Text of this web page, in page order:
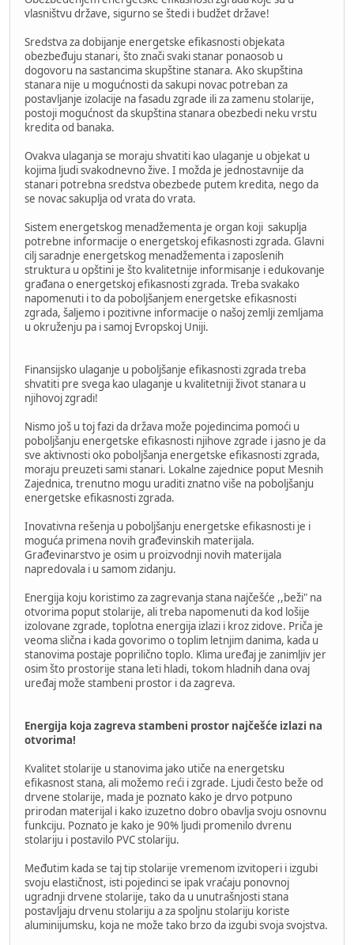
vlasništvu države, sigurno se štedi i budžet države!
Sredstva za dobijanje energetske efikasnosti objekata
obezbeđuju stanari, što znači svaki stanar ponaosob u
dogovoru na sastancima skupštine stanara. Ako skupština
stanara nije u mogućnosti da sakupi novac potreban za
postavljanje izolacije na fasadu zgrade ili za zamenu stolarije,
postoji mogućnost da skupština stanara obezbedi neku vrstu
kredita od banaka.
Ovakva ulaganja se moraju shvatiti kao ulaganje u objekat u
kojima ljudi svakodnevno žive. I možda je jednostavnije da
stanari potrebna sredstva obezbede putem kredita, nego da
se novac sakuplja od vrata do vrata.
Sistem energetskog menadžementa je organ koji sakuplja
potrebne informacije o energetskoj efikasnosti zgrada. Glavni
cilj saradnje energetskog menadžementa i zaposlenih
struktura u opštini je što kvalitetnije informisanje i edukovanje
građana o energetskoj efikasnosti zgrada. Treba svakako
napomenuti i to da poboljšanjem energetske efikasnosti
zgrada, šaljemo i pozitivne informacije o našoj zemlji zemljama
u okruženju pa i samoj Evropskoj Uniji.
Finansijsko ulaganje u poboljšanje efikasnosti zgrada treba
shvatiti pre svega kao ulaganje u kvalitetniji život stanara u
njihovoj zgradi!
Nismo još u toj fazi da država može pojedincima pomoći u
poboljšanju energetske efikasnosti njihove zgrade i jasno je da
sve aktivnosti oko poboljšanja energetske efikasnosti zgrada,
moraju preuzeti sami stanari. Lokalne zajednice poput Mesnih
Zajednica, trenutno mogu uraditi znatno više na poboljšanju
energetske efikasnosti zgrada.
Inovativna rešenja u poboljšanju energetske efikasnosti je i
moguća primena novih građevinskih materijala.
Građevinarstvo je osim u proizvodnji novih materijala
napredovala i u samom zidanju.
Energija koju koristimo za zagrevanja stana najčešće ,,beži" na
otvorima poput stolarije, ali treba napomenuti da kod lošije
izolovane zgrade, toplotna energija izlazi i kroz zidove. Priča je
veoma slična i kada govorimo o toplim letnjim danima, kada u
stanovima postaje poprilično toplo. Klima uređaj je zanimljiv jer
osim što prostorije stana leti hladi, tokom hladnih dana ovaj
uređaj može stambeni prostor i da zagreva.
Energija koja zagreva stambeni prostor najčešće izlazi na
otvorima!
Kvalitet stolarije u stanovima jako utiče na energetsku
efikasnost stana, ali možemo reći i zgrade. Ljudi često beže od
drvene stolarije, mada je poznato kako je drvo potpuno
prirodan materijal i kako izuzetno dobro obavlja svoju osnovnu
funkciju. Poznato je kako je 90% ljudi promenilo dvrenu
stolariju i postavilo PVC stolariju.
Međutim kada se taj tip stolarije vremenom izvitoperi i izgubi
svoju elastičnost, isti pojedinci se ipak vraćaju ponovnoj
ugradnji drvene stolarije, tako da u unutrašnjosti stana
postavljaju drvenu stolariju a za spoljnu stolariju koriste
aluminijumsku, koja ne može tako brzo da izgubi svoja svojstva.